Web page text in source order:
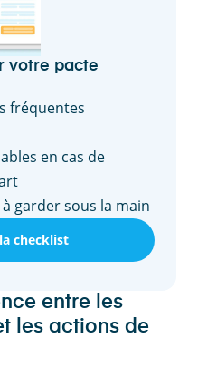
votre pacte
fréquentes
en cas de
garder sous la main
checklist
entre les
les actions de